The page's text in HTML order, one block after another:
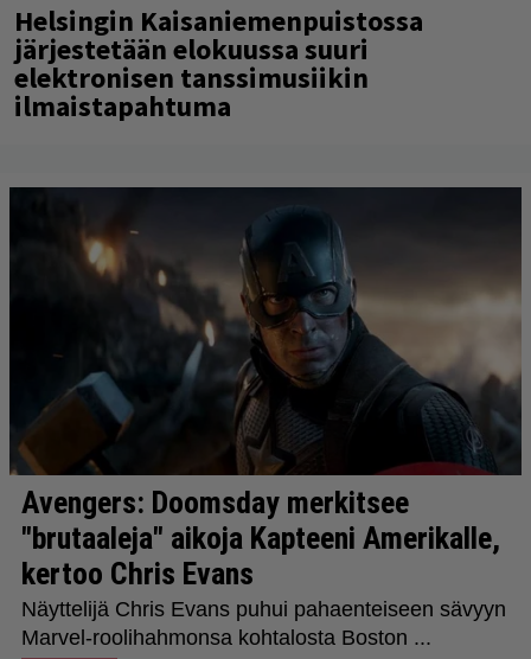
Helsingin Kaisaniemenpuistossa
järjestetään elokuussa suuri
elektronisen tanssimusiikin
ilmaistapahtuma